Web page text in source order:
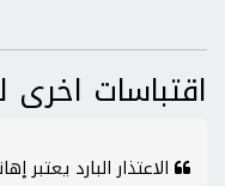
اقتباسات
الاعتذار البارد يعتبر